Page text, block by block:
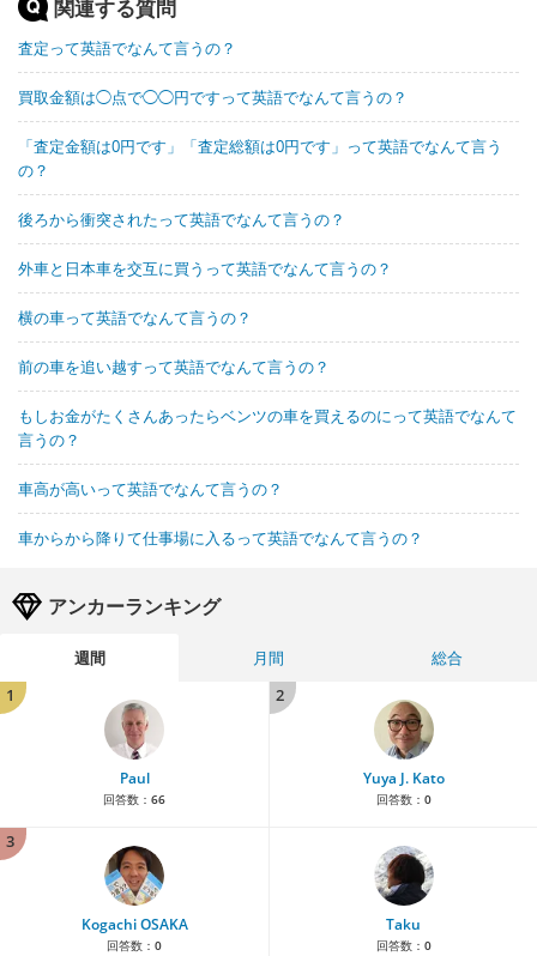
関連する質問
査定って英語でなんて言うの？
買取金額は◯点で◯◯円ですって英語でなんて言うの？
「査定金額は0円です」「査定総額は0円です」って英語でなんて言う
の？
後ろから衝突されたって英語でなんて言うの？
外車と日本車を交互に買うって英語でなんて言うの？
横の車って英語でなんて言うの？
前の車を追い越すって英語でなんて言うの？
もしお金がたくさんあったらベンツの車を買えるのにって英語でなんて
言うの？
車高が高いって英語でなんて言うの？
車からから降りて仕事場に入るって英語でなんて言うの？
アンカーランキング
週間 月間
総合
1
Paul
回答数： 66
2
Yuya J. Kato
回答数： 0
3
Kogachi OSAKA
回答数： 0
Taku
回答数： 0